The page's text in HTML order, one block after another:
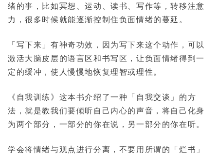
绪的事，比如冥想、运动、读书、写作等，转移注意
力，很多时候就能逐渐控制住负面情绪的蔓延。
「写下来」有神奇功效，因为写下来这个动作，可以
激活大脑皮层的语言区和书写区，让负面情绪得到一
定的缓冲，使人慢慢地恢复理智或理性。
《自我训练》这本书介绍了一种「自我交谈」的方
法，就是教我们要倾听自己内心的声音，将自己化身
为两个部分，一部分的你在说，另一部分的你在听。
学会将情绪与观点进行分离，不要用所谓的「烂书」